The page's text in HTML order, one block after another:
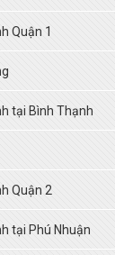
Quận 1
tại Bình Thạnh
Quận 2
tại Phú Nhuận